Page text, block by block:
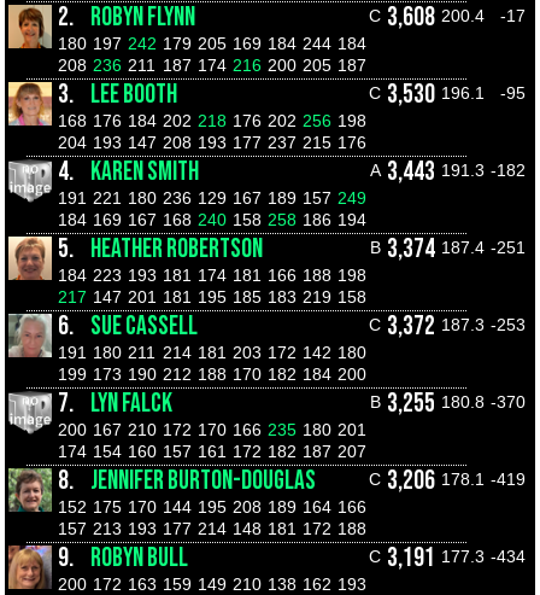
2. ROBYN FLYNN C 3,608 200.4
-17
180 197 242 179 205 169 184 244 184
208 236 211 187 174 216 200 205 187
3. LEE BOOTH C 3,530 196.1
-95
168 176 184 202 218 176 202 256 198
204 193 147 208 193 177 237 215 176
4. KAREN SMITH A 3,443 191.3 -182
191 221 180 236 129 167 189 157 249
184 169 167 168 240 158 258 186 194
5. HEATHER ROBERTSON B 3,374 187.4 -251
184 223 193 181 174 181 166 188 198
217 147 201 181 195 185 183 219 158
6. SUE CASSELL C 3,372 187.3 -253
191 180 211 214 181 203 172 142 180
199 173 190 212 188 170 182 184 200
7. LYN FALCK B 3,255 180.8 -370
200 167 210 172 170 166 235 180 201
174 154 160 157 161 172 182 187 207
8. JENNIFER BURTON-DOUGLAS C 3,206 178.1 -419
152 175 170 144 195 208 189 164 166
157 213 193 177 214 148 181 172 188
9. ROBYN BULL C 3,191 177.3 -434
200 172 163 159 149 210 138 162 193